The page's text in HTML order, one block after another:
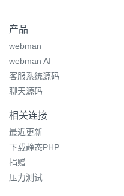
产品
webman
webman AI
客服系统源码
聊天源码
相关连接
最近更新
下载静态PHP
捐赠
压力测试